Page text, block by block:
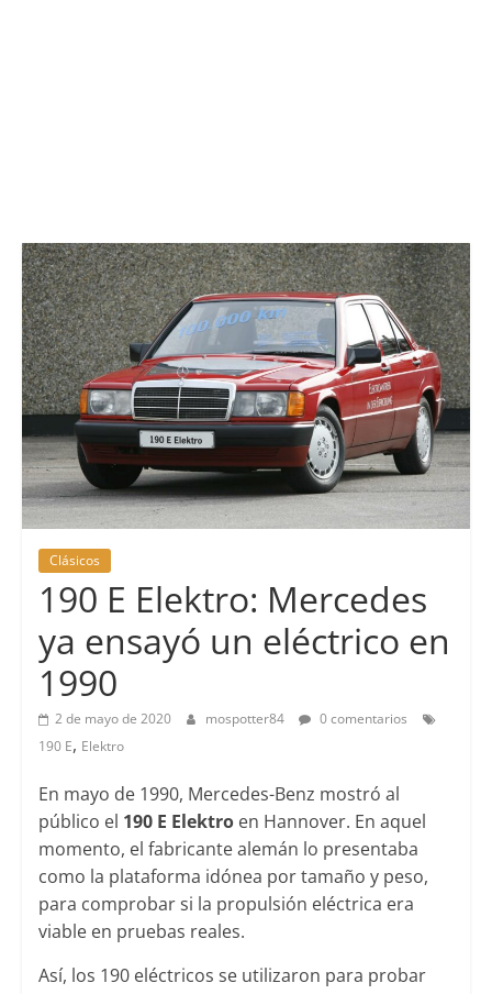
Clásicos
190 E Elektro: Mercedes
ya ensayó un eléctrico en
1990
2 de mayo de 2020 mospotter84
0 comentarios
190 E, Elektro
En mayo de 1990, Mercedes-Benz mostró al
público el 190 E Elektroen Hannover. En aquel
momento, el fabricante alemán lo presentaba
como la plataforma idónea por tamaño y peso,
para comprobar si la propulsión eléctrica era
viable en pruebas reales.
Así, los 190 eléctricos se utilizaron para probar